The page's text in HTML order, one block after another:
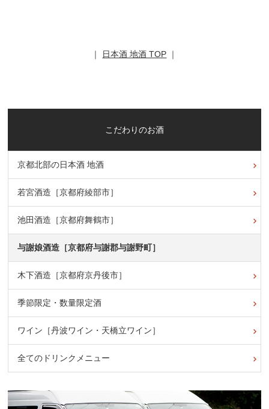
｜ 日本酒 地酒 TOP ｜
こだわりのお酒
京都北部の日本酒 地酒
若宮酒造［京都府綾部市］
池田酒造［京都府舞鶴市］
与謝娘酒造［京都府与謝郡与謝野町］
木下酒造［京都府京丹後市］
季節限定・数量限定酒
ワイン［丹波ワイン・天橋立ワイン］
全てのドリンクメニュー